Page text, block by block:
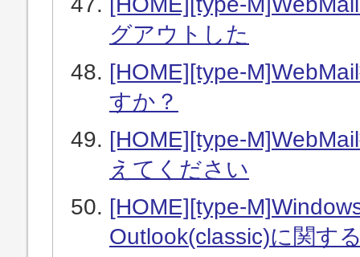
グアウトした
[HOME][type-
すか？
[HOME][type-
えてください
[HOME][type-
Outlook(classic)に関す